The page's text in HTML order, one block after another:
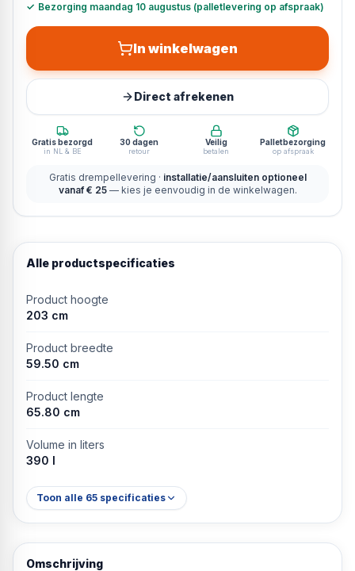
✓ Bezorging maandag 10 augustus (palletlevering op afspraak)
In winkelwagen
Direct afrekenen
Gratis bezorgd
in NL & BE
30 dagen
retour
Veilig
betalen
Palletbezorging
op afspraak
Gratis drempellevering · installatie/aansluiten optioneel
vanaf € 25 — kies je eenvoudig in de winkelwagen.
Alle productspecificaties
Product hoogte
203 cm
Product breedte
59.50 cm
Product lengte
65.80 cm
Volume in liters
390 l
Toon alle 65 specificaties
Omschrijving